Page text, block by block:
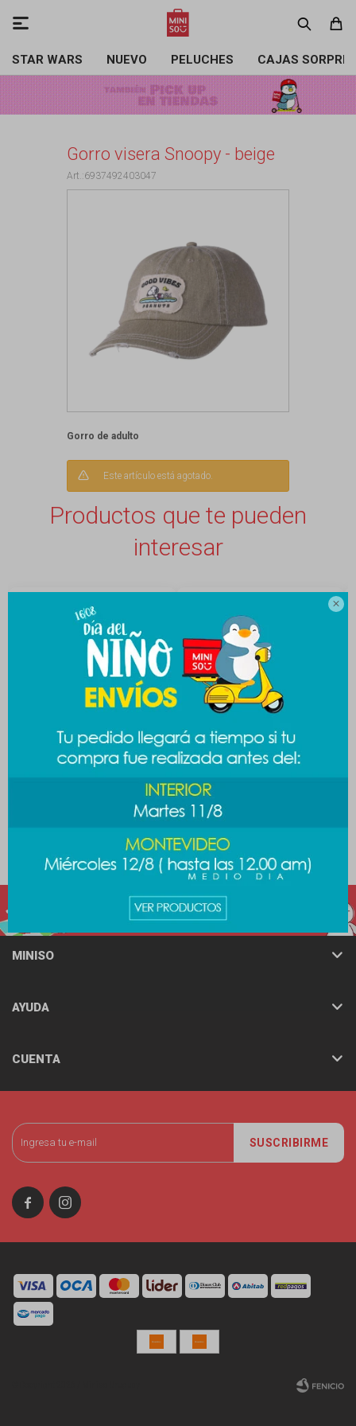

STAR WARS NUEVO PELUCHES CAJAS

Gorro visera Snoopy - beige
6937492403047
Gorro de adulto
Este artículo está agotado.
Productos que te pueden
interesar
Gorro Good day - rosa
violeta
389
SUSCRIBIRME
 
MINISO
AYUDA
CUENTA